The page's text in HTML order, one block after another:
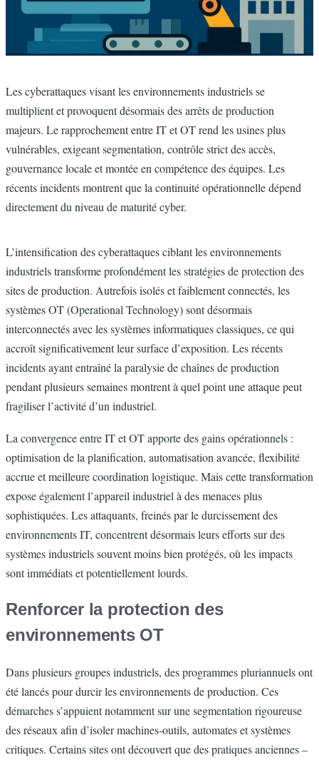
Resumé
Les cyberattaques visant les environnements industriels se
multiplient et provoquent désormais des arrêts de production
majeurs. Le rapprochement entre IT et OT rend les usines plus
vulnérables, exigeant segmentation, contrôle strict des accès,
gouvernance locale et montée en compétence des équipes. Les
récents incidents montrent que la continuité opérationnelle dépend
directement du niveau de maturité cyber.
CorpsBlog
L’intensification des cyberattaques ciblant les environnements
industriels transforme profondément les stratégies de protection des
sites de production. Autrefois isolés et faiblement connectés, les
systèmes OT (Operational Technology) sont désormais
interconnectés avec les systèmes informatiques classiques, ce qui
accroît significativement leur surface d’exposition. Les récents
incidents ayant entraîné la paralysie de chaînes de production
pendant plusieurs semaines montrent à quel point une attaque peut
fragiliser l’activité d’un industriel.
La convergence entre IT et OT apporte des gains opérationnels :
optimisation de la planification, automatisation avancée, flexibilité
accrue et meilleure coordination logistique. Mais cette transformation
expose également l’appareil industriel à des menaces plus
sophistiquées. Les attaquants, freinés par le durcissement des
environnements IT, concentrent désormais leurs efforts sur des
systèmes industriels souvent moins bien protégés, où les impacts
sont immédiats et potentiellement lourds.
Renforcer la protection des
environnements OT
Dans plusieurs groupes industriels, des programmes pluriannuels ont
été lancés pour durcir les environnements de production. Ces
démarches s’appuient notamment sur une segmentation rigoureuse
des réseaux afin d’isoler machines-outils, automates et systèmes
critiques. Certains sites ont découvert que des pratiques anciennes –